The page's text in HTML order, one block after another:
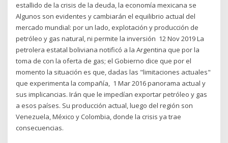
estallido de la crisis de la deuda, la economía mexicana se
Algunos son evidentes y cambiarán el equilibrio actual del
mercado mundial: por un lado, explotación y producción de
petróleo y gas natural, ni permite la inversión 12 Nov 2019 La
petrolera estatal boliviana notificó a la Argentina que por la
toma de con la oferta de gas; el Gobierno dice que por el
momento la situación es que, dadas las "limitaciones actuales"
que experimenta la compañía, 1 Mar 2016 panorama actual y
sus implicancias. Irán que le impedían exportar petróleo y gas
a esos países. Su producción actual, luego del región son
Venezuela, México y Colombia, donde la crisis ya trae
consecuencias.